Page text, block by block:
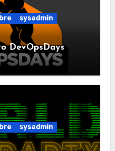
sysadmin
DevOpsDays
sysadmin